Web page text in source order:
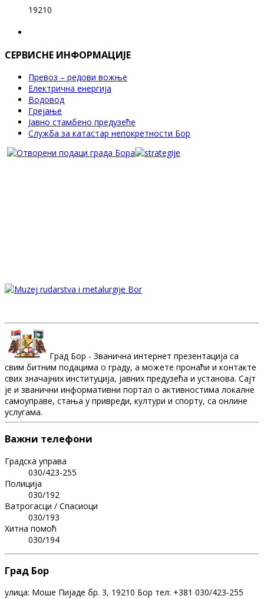
19210
СЕРВИСНЕ ИНФОРМАЦИЈЕ
Превоз – редови вожње
Електрична енергија
Водовод
Грејање
Јавно стамбено предузеће
Служба за катастар непокретности Бор
Град Бор - Званична интернет презентација са
свим битним подацима о граду, а можете пронаћи и контакте
свих значајних институција, јавних предузећа и установа. Сајт
је и званични информативни портал о активностима локалне
самоуправе, стања у привреди, култури и спорту, са онлине
услугама.
Важни телефони
Градска управа
030/423-255
Полиција
030/192
Ватрогасци / Спасиоци
030/193
Хитна помоћ
030/194
Град Бор
улица: Моше Пијаде бр. 3, 19210 Бор тел: +381 030/423-255